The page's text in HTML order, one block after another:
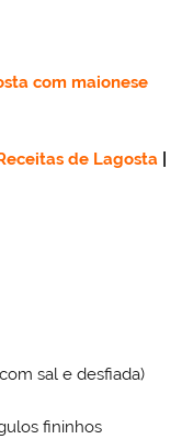
com maionese
de Lagosta
sal e desfiada)
fininhos